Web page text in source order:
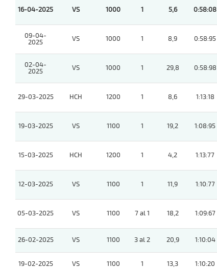
16-04-2025 VS 1000 1 5,6 0:58:08
09-04-
2025
VS 1000 1 8,9 0:58:95
02-04-
2025
VS 1000 1 29,8 0:58:98
29-03-2025 HCH 1200 1 8,6 1:13:18
19-03-2025 VS 1100 1 19,2 1:08:95
15-03-2025 HCH 1200 1 4,2 1:13:77
12-03-2025 VS 1100 1 11,9 1:10:77
05-03-2025 VS 1100 7 al 1 18,2 1:09:67
26-02-2025 VS 1100 3 al 2 20,9 1:10:04
19-02-2025 VS 1100 1 13,3 1:10:20